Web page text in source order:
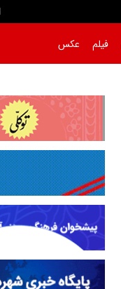
فیلم عکس